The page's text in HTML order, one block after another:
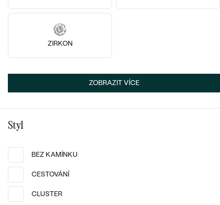
ZIRKON
ZOBRAZIT VÍCE
Styl
BEZ KAMÍNKU
CESTOVÁNÍ
CLUSTER
diamant
Lupe